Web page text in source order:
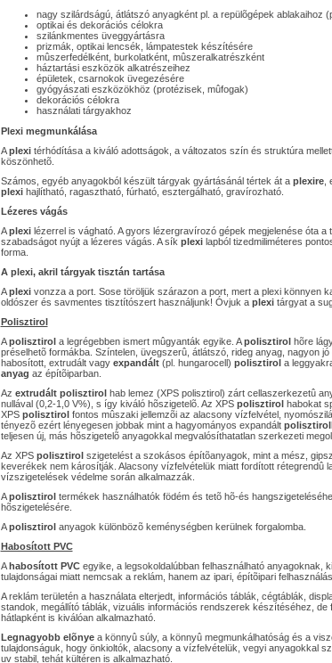
nagy szilárdságú, átlátszó anyagként pl. a repülõgépek ablakaihoz
optikai és dekorációs célokra
szilánkmentes üveggyártásra
prizmák, optikai lencsék, lámpatestek készítésére
mûszerfedélként, burkolatként, mûszeralkatrészként
háztartási eszközök alkatrészeihez
épületek, csarnokok üvegezésére
gyógyászati eszközökhöz (protézisek, mûfogak)
dekorációs célokra
használati tárgyakhoz
Plexi megmunkálása
Aplexitérhódítása a kiváló adottságok, a változatos szín és struktúra
köszönhetõ.
Számos, egyéb anyagokból készült tárgyak gyártásánál tértek át a plexire,
plexihajlítható, ragasztható, fúrható, esztergálható, gravírozható.
Lézeres vágás
Aplexilézerrel is vágható. A gyors lézergravírozó gépek megjelenése óta a
szabadságot nyújt a lézeres vágás. A sík plexilapból tizedmiliméteres
forma.
A plexi, akril tárgyak tisztán tartása
Aplexivonzza a port. Sose töröljük szárazon a port, mert a plexi könnyen
oldószer és savmentes tisztítószert használjunk! Óvjuk a plexitárgyat a
Polisztirol
Apolisztirola legrégebben ismert mûgyanták egyike. Apolisztirolhõre
préselhetõ formákba. Színtelen, üvegszerû, átlátszó, rideg anyag, nagyon jó
habosított, extrudált vagy expandált(pl. hungarocell) polisztirola
anyag az építõiparban.
Az extrudált polisztirolhab lemez (XPS polisztirol) zárt cellaszerkezetû
nullával (0,2-1,0 V%), s így kiváló hõszigetelõ. Az XPS polisztirolhabokat
XPS polisztirolfontos mûszaki jellemzõi az alacsony vízfelvétel,
tényezõ ezért lényegesen jobbak mint a hagyományos expandált
teljesen új, más hõszigetelõ anyagokkal megvalósíthatatlan szerkezeti
Az XPS polisztirolszigetelést a szokásos építõanyagok, mint a mész,
keverékek nem károsítják. Alacsony vízfelvételük miatt fordított rétegrendû
vízszigetelések védelme során alkalmazzák.
Apolisztiroltermékek használhatók födém és tetõ hõ-és
hõszigetelésére.
Apolisztirolanyagok különbözõ keménységben kerülnek forgalomba.
Habosított PVC
Ahabosított PVCegyike, a legsokoldalúbban felhasználható anyagoknak,
tulajdonságai miatt nemcsak a reklám, hanem az ipari, építõipari
A reklám területén a használata elterjedt, információs táblák, cégtáblák,
standok, megállító táblák, vizuális információs rendszerek készítéséhez,
hátlapként is kiválóan alkalmazható.
Legnagyobb elõnyea könnyû súly, a könnyû megmunkálhatóság és a
tulajdonságuk, hogy önkioltók, alacsony a vízfelvételük, vegyi anyagokkal
uv stabil, tehát kültéren is alkalmazható.